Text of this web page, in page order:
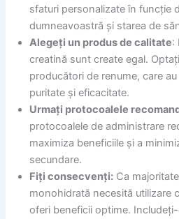
sfaturi personalizate în funcție
dumneavoastră și starea de
Alegeți un produs de calitate:
creatină sunt create egal.
producători de renume, care
puritate și eficacitate.
Urmați protocoalele
protocoalele de administrare
maximiza beneficiile și a
secundare.
Fiți consecvenți: Ca
monohidrată necesită utilizare
oferi beneficii optime.